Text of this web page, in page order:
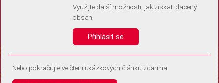
Vaše souhlasy a odmítnutí si ukládáme do vašeho zařízení, abychom se
vás už příště znovu neptali. Můžete je kdykoli později upravit ve Správě
Využijte další možnosti, jak získat placený
obsah
Přihlásit se
Nebo pokračujte ve čtení ukázkových článků zdarma